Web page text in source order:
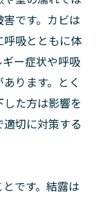
です。カビは
吸とともに体
ー症状や呼吸
ります。とく
た方は影響を
切に対策する
です。結露は